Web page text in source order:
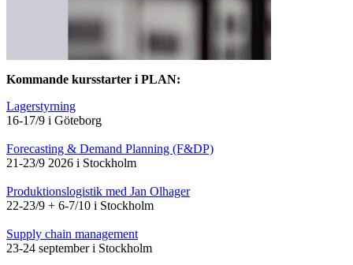
Kommande kursstarter i PLAN:
Lagerstyrning
16-17/9 i Göteborg
Forecasting & Demand Planning (F&DP)
21-23/9 2026 i Stockholm
Produktionslogistik med Jan Olhager
22-23/9 + 6-7/10 i Stockholm
Supply chain management
23-24 september i Stockholm